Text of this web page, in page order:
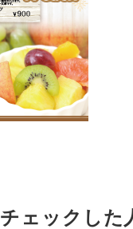
チェックした